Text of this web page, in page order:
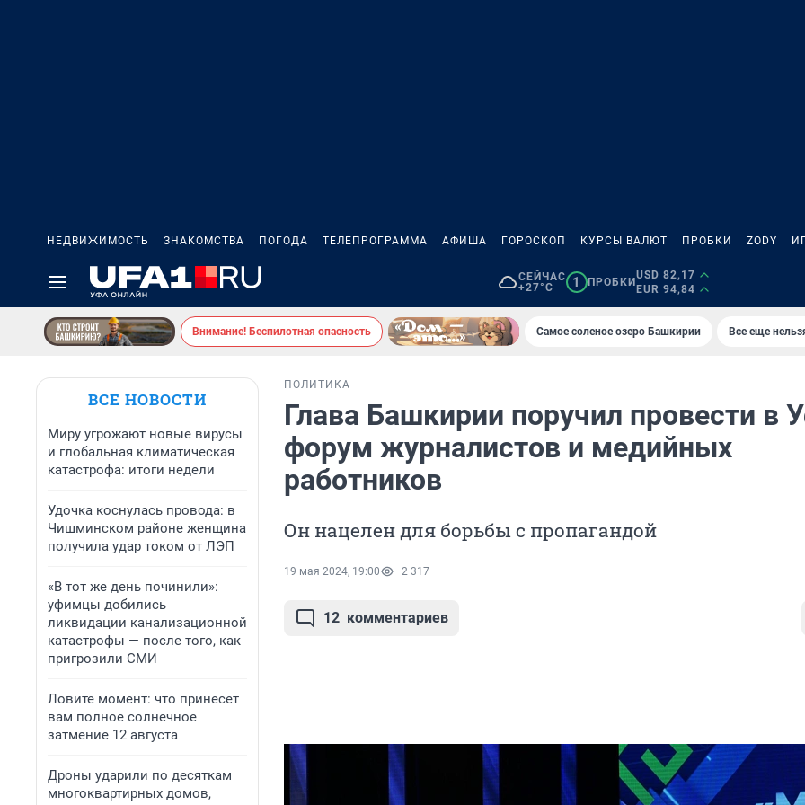
НЕДВИЖИМОСТЬ ЗНАКОМСТВА ПОГОДА ТЕЛЕПРОГРАММА АФИША ГОРОСКОП КУРСЫ ВАЛЮТ ПРОБКИ ZODY
СЕЙЧАС
+27°C
1 ПРОБКИ
USD 82,17
EUR 94,84
Внимание! Беспилотная опасность Самое соленое озеро Башкирии Все еще
ВСЕ НОВОСТИ
Миру угрожают новые вирусы
и глобальная климатическая
катастрофа: итоги недели
Удочка коснулась провода: в
Чишминском районе женщина
получила удар током от ЛЭП
«В тот же день починили»:
уфимцы добились
ликвидации канализационной
катастрофы — после того, как
пригрозили СМИ
Ловите момент: что принесет
вам полное солнечное
затмение 12 августа
Дроны ударили по десяткам
многоквартирных домов,
ПОЛИТИКА
Глава Башкирии поручил провести в
форум журналистов и медийных
работников
Он нацелен для борьбы с пропагандой
19 мая 2024, 19:00 2 317
12 комментариев